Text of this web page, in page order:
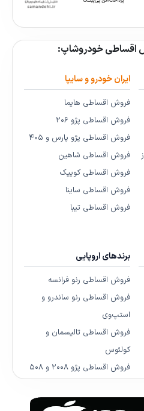
خودروشاپ:
ایران خودرو و سایپا
فروش اقساطی هایما
فروش اقساطی پژو ۲۰۶
فروش اقساطی پژو پارس و ۴۰۵
فروش اقساطی شاهین
فروش اقساطی کوییک
فروش اقساطی ساینا
فروش اقساطی تیبا
برندهای اروپایی
فروش اقساطی رنو فرانسه
فروش اقساطی رنو ساندرو و
استپ‌وی
فروش اقساطی تالیسمان و
کولئوس
فروش اقساطی پژو ۲۰۰۸ و ۵۰۸